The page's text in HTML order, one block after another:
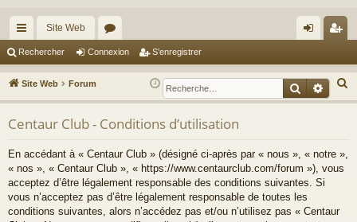
cc
ès
ra
pi
Site Web
or
u
m
s
ne
xi
nr
eg
r
Rechercher Connexion S’enregistrer
Site Web Forum
e
Centaur Club - Conditions d’utilisation
En accédant à « Centaur Club » (désigné ci-après par « nous », « notre »,
« nos », « Centaur Club », « https://www.centaurclub.com/forum »), vous
acceptez d’être légalement responsable des conditions suivantes. Si
vous n’acceptez pas d’être légalement responsable de toutes les
conditions suivantes, alors n’accédez pas et/ou n’utilisez pas « Centaur